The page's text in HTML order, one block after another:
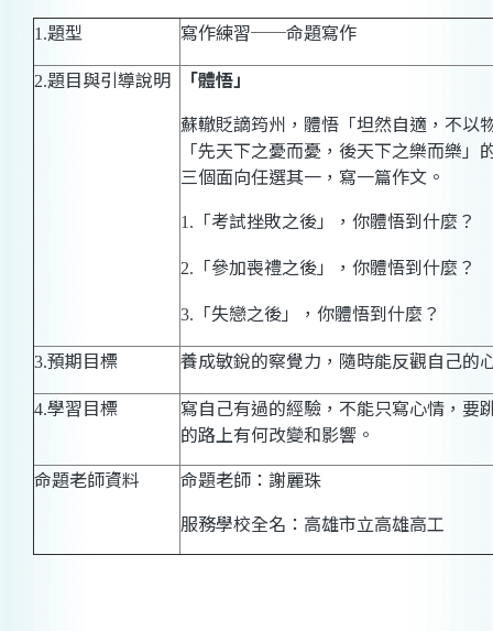
1.題型 寫作練習──命題寫作
2.題目與引導說明
「體悟」
蘇轍貶謫筠州，體悟「坦然自適，不以
「先天下之憂而憂，後天下之樂而樂
三個面向任選其一，寫一篇作文。
1. 「考試挫敗之後」，你體悟到什麼？
2. 「參加喪禮之後」，你體悟到什麼？
3. 「失戀之後」，你體悟到什麼？
3.預期目標 養成敏銳的察覺力，隨時能反觀自己的
4.學習目標
寫自己有過的經驗，不能只寫心情，要
的路上有何改變和影響。
命題老師資料
命題老師：謝麗珠
服務學校全名：高雄市立高雄高工